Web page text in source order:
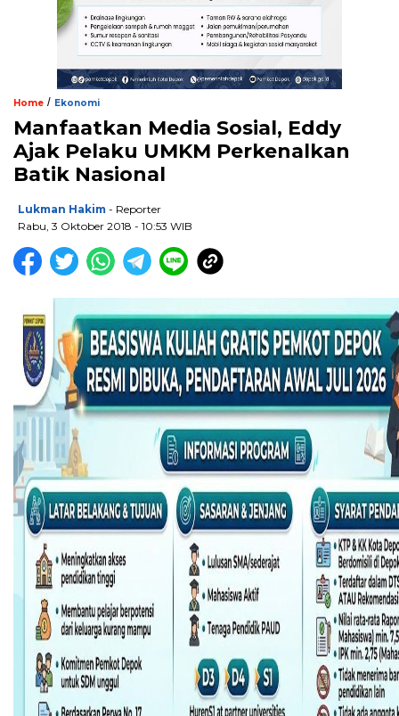
Home / Ekonomi
Manfaatkan Media Sosial, Eddy
Ajak Pelaku UMKM Perkenalkan
Batik Nasional
Lukman Hakim - Reporter
Rabu, 3 Oktober 2018 - 10:53 WIB